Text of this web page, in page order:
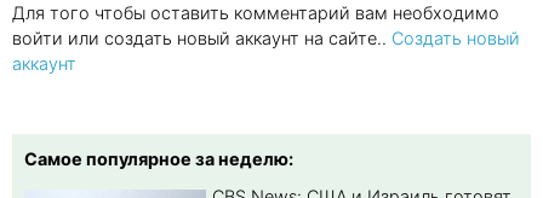
Для того чтобы оставить комментарий вам необходимо
войти или создать новый аккаунт на сайте.. Создать новый
аккаунт
Самое популярное за неделю: